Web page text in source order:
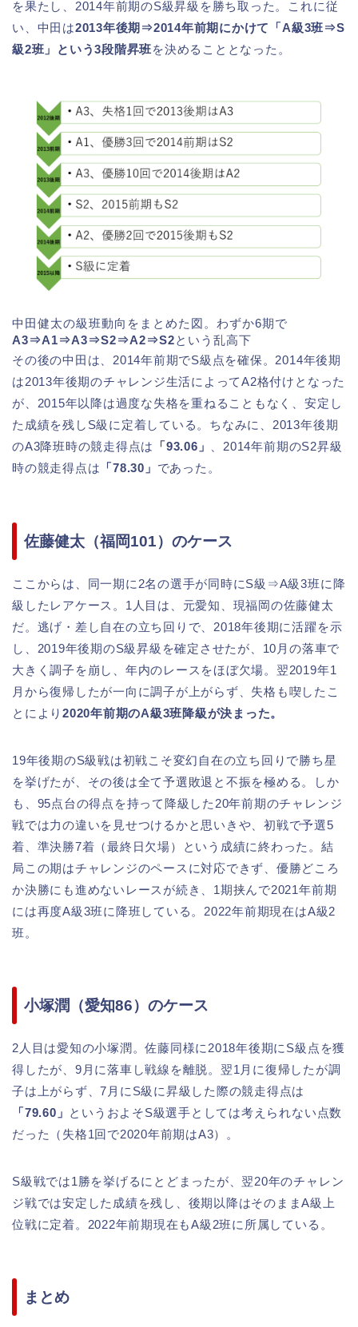
を果たし、2014年前期のS級昇級を勝ち取った。これに従
い、中田は2013年後期⇒2014年前期にかけて「A級3班⇒S
級2班」という3段階昇班を決めることとなった。
中田健太の級班動向をまとめた図。わずか6期で
A3⇒A1⇒A3⇒S2⇒A2⇒S2という乱高下
その後の中田は、2014年前期でS級点を確保。2014年後期
は2013年後期のチャレンジ生活によってA2格付けとなった
が、2015年以降は過度な失格を重ねることもなく、安定し
た成績を残しS級に定着している。ちなみに、2013年後期
のA3降班時の競走得点は
「93.06」
、2014年前期のS2昇級
時の競走得点は 「78.30」 であった。
佐藤健太（福岡101）のケース
ここからは、同一期に2名の選手が同時にS級⇒A級3班に降
級したレアケース。1人目は、元愛知、現福岡の佐藤健太
だ。逃げ・差し自在の立ち回りで、2018年後期に活躍を示
し、2019年後期のS級昇級を確定させたが、10月の落車で
大きく調子を崩し、年内のレースをほぼ欠場。翌2019年1
月から復帰したが一向に調子が上がらず、失格も喫したこ
とにより2020年前期のA級3班降級が決まった。
19年後期のS級戦は初戦こそ変幻自在の立ち回りで勝ち星
を挙げたが、その後は全て予選敗退と不振を極める。しか
も、95点台の得点を持って降級した20年前期のチャレンジ
戦では力の違いを見せつけるかと思いきや、初戦で予選5
着、準決勝7着（最終日欠場）という成績に終わった。結
局この期はチャレンジのペースに対応できず、優勝どころ
か決勝にも進めないレースが続き、1期挟んで2021年前期
には再度A級3班に降班している。2022年前期現在はA級2
班。
小塚潤（愛知86）のケース
2人目は愛知の小塚潤。佐藤同様に2018年後期にS級点を獲
得したが、9月に落車し戦線を離脱。翌1月に復帰したが調
子は上がらず、7月にS級に昇級した際の競走得点は
「79.60」 というおよそS級選手としては考えられない点数
だった（失格1回で2020年前期はA3）。
S級戦では1勝を挙げるにとどまったが、翌20年のチャレン
ジ戦では安定した成績を残し、後期以降はそのままA級上
位戦に定着。2022年前期現在もA級2班に所属している。
まとめ